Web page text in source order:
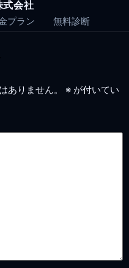
式会社
プラン
無料診断
ありません。 ※ が付いてい